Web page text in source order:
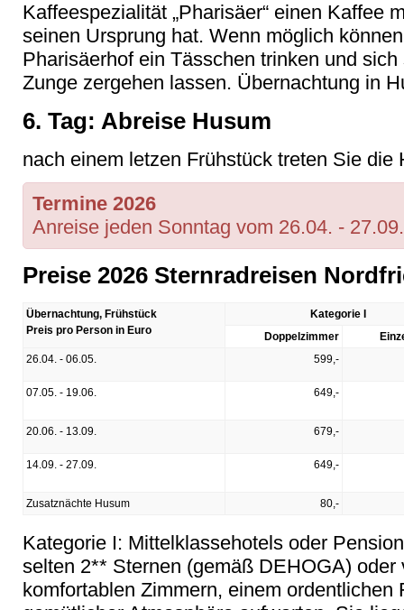
Kaffeespezialität „Pharisäer“ einen Kaffee
seinen Ursprung hat. Wenn möglich
Pharisäerhof ein Tässchen trinken und
Zunge zergehen lassen. Übernachtung in
6. Tag: Abreise Husum
nach einem letzen Frühstück treten Sie
Termine 2026
Anreise jeden Sonntag vom 26.04. - 27.09.
Preise 2026 Sternradreisen
Übernachtung, Frühstück
Preis pro Person in Euro
Kategorie I
Doppelzimmer
26.04. - 06.05.
599,-
07.05. - 19.06. 649,-
20.06. - 13.09. 679,-
14.09. - 27.09. 649,-
Zusatznächte Husum 80,-
Kategorie I: Mittelklassehotels oder
selten 2** Sternen (gemäß DEHOGA) oder
komfortablen Zimmern, einem ordentlichen